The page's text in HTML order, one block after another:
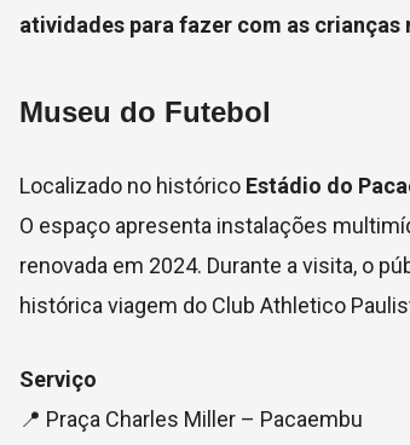
atividades para fazer com as crianças
Museu do Futebol
Localizado no histórico Estádio do
O espaço apresenta instalações
renovada em 2024. Durante a visita, o
histórica viagem do Club Athletico
Serviço
📍 Praça Charles Miller – Pacaembu